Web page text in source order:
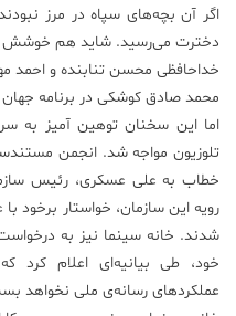
اگر آن بچه‌های سپاه در مرز
دخترت می‌رسید. شاید هم خوشش
خداحافظی محسن تنابنده و احمد
محمد صادق کوشکی در برنامه جهان
اما این سخنان توهین آمیز به
تلوزیون مواجه شد. انجمن
خطاب به علی عسکری، رئیس
رویه این سازمان، خواستار برخود
شدند. خانه سینما نیز به
خود، طی بیانیه‌ای اعلام
عملکرد‌های رسانه‌ی ملی نخواهد